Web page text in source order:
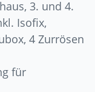
3. und 4.
Isofix,
4 Zurrösen
für